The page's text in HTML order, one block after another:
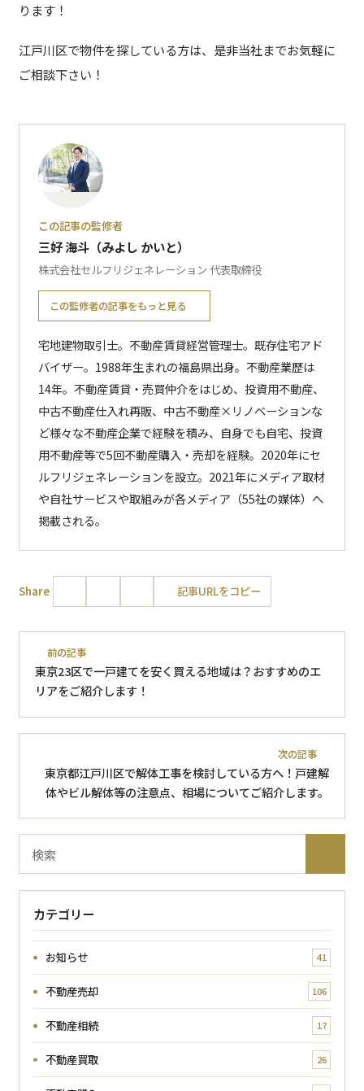
ります！
江戸川区で物件を探している方は、是非当社までお気軽に
ご相談下さい！
この記事の監修者
三好 海斗（みよし かいと）
株式会社セルフリジェネレーション 代表取締役
この監修者の記事をもっと見る
宅地建物取引士。不動産賃貸経営管理士。既存住宅アド
バイザー。1988年生まれの福島県出身。不動産業歴は
14年。不動産賃貸・売買仲介をはじめ、投資用不動産、
中古不動産仕入れ再販、中古不動産×リノベーションな
ど様々な不動産企業で経験を積み、自身でも自宅、投資
用不動産等で5回不動産購入・売却を経験。2020年にセ
ルフリジェネレーションを設立。2021年にメディア取材
や自社サービスや取組みが各メディア（55社の媒体）へ
掲載される。
Share 記事URLをコピー
前の記事
東京23区で一戸建てを安く買える地域は？おすすめのエ
リアをご紹介します！
次の記事
東京都江戸川区で解体工事を検討している方へ！戸建解
体やビル解体等の注意点、相場についてご紹介します。
索
カテゴリー
お知らせ 41
不動産売却 106
不動産相続 17
不動産買取 26